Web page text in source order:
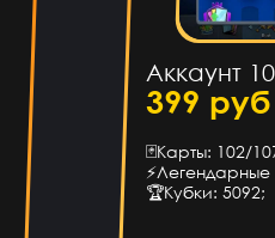
Аккаунт
399 руб
🃏Карты: 102/
🏆Кубки: 5092;